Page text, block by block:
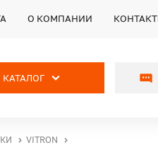
О КОМПАНИИ
КАТАЛОГ
VITRON